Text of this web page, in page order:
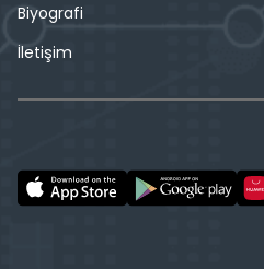
Biyografi
İletişim